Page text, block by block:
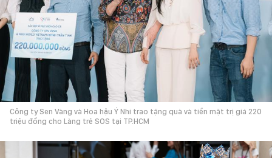
Công ty Sen Vàng và Hoa hậu Ý Nhi trao tặng quà và tiền mặt trị giá 220
triệu đồng cho Làng trẻ SOS tại TP.HCM